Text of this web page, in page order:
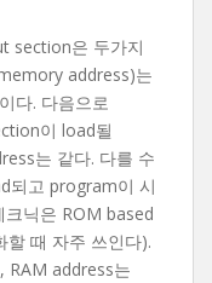
section은 두가지
address)는
다. 다음으로
이 load될
는 같다. 다를 수
되고 program이 시
닉은 ROM based
때 자주 쓰인다).
RAM address는